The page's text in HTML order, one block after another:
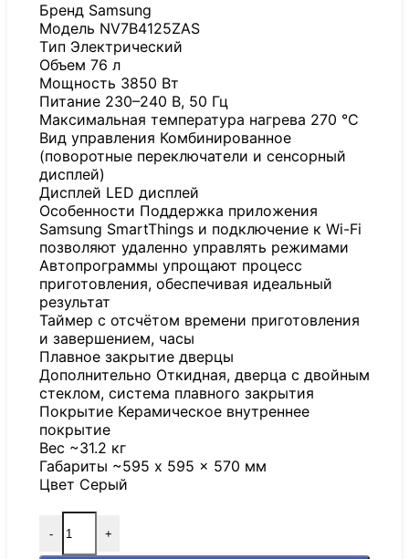
Бренд Samsung
Модель NV7B4125ZAS
Tип Электрический
Объем 76 л
Мощность 3850 Вт
Питание 230–240 В, 50 Гц
Максимальная температура нагрева 270 °C
Вид управления Комбинированное
(поворотные переключатели и сенсорный
дисплей)
Дисплей LED дисплей
Особенности Поддержка приложения
Samsung SmartThings и подключение к Wi-Fi
позволяют удаленно управлять режимами
Автопрограммы упрощают процесс
приготовления, обеспечивая идеальный
результат
Таймер с отсчётом времени приготовления
и завершением, часы
Плавное закрытие дверцы
Дополнительно Откидная, дверца с двойным
стеклом, система плавного закрытия
Покрытие Керамическое внутреннее
покрытие
Вес ~31.2 кг
Габариты ~595 x 595 x 570 мм
Цвет Серый
- +